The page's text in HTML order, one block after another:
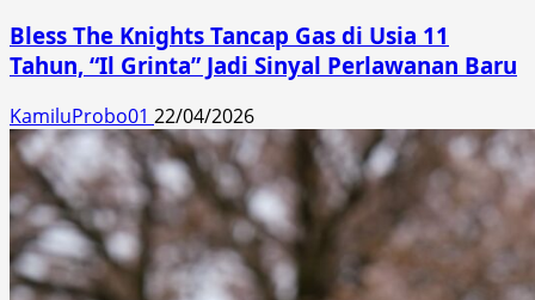
Bless The Knights Tancap Gas di Usia 11
Tahun, “Il Grinta” Jadi Sinyal Perlawanan Baru
KamiluProbo01 22/04/2026